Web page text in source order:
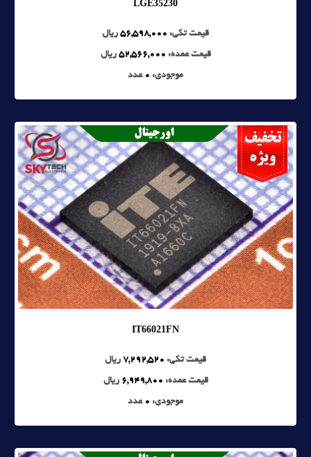
قیمت تکی: 56,598,000 ریال
قیمت عمده: 52,566,000 ریال
موجودی: 0 عدد
IT66021FN
قیمت تکی: 7,292,520 ریال
قیمت عمده: 6,949,800 ریال
موجودی: 0 عدد